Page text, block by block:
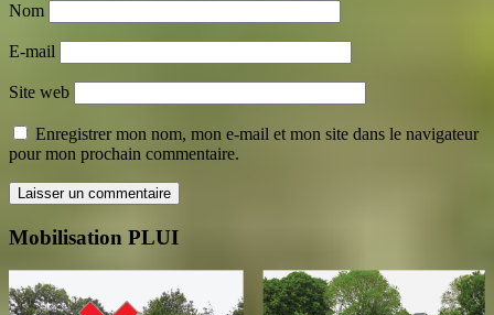
Nom
E-mail
Site web
Enregistrer mon nom, mon e-mail et mon site dans le navigateur
pour mon prochain commentaire.
Mobilisation PLUI